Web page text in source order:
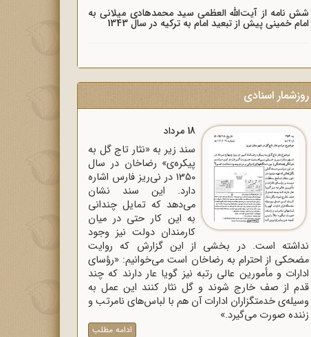
شش نامه از آیت‌الله العظمی سید محمدهادی میلانی به
امام خمینی پیش از تبعید امام به ترکیه در سال 1343
روزشمار اسنادی
18 مرداد
سند زیر به «نثار تاج گل به
پیکره‌ی» رضاخان در سال
1350 در نی‌ریز فارس اشاره
دارد. این سند نشان
می‌دهد که تمایل چندانی
به این کار حتی در میان
کارمندان دولت نیز وجود
نداشته است. در بخشی از این گزارش که روایت
مضحکی از احترام به رضاخان است می‌خوانیم: «رؤسای
ادارات و مأمورین عالی رتبه نیز گویا عار دارند که چند
قدم از صف خارج شوند و گل نثار کنند این عمل به
وسیله‌ی خدمتگزاران ادارات آن هم با لباس‌های نامرتب و
زننده صورت می‌گیرد.»
ادامه مطلب